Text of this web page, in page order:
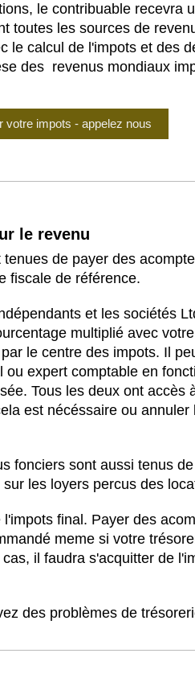
le contribuable recevra
toutes les sources de
le calcul de l'impots et des
des revenus mondiaux
votre impots - appelez nous
le revenu
de payer des
fiscale de référence.
et les sociétés
multiplié avec
le centre des impots. Il
expert comptable en
Tous les deux ont accès
est nécéssaire ou annuler
fonciers sont aussi tenus
les loyers percus des
final. Payer des
meme si votre
il faudra s'acquitter de
des problèmes de